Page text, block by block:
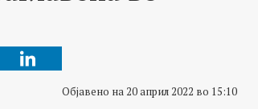
Објавено на 20 април 2022 во 15:10